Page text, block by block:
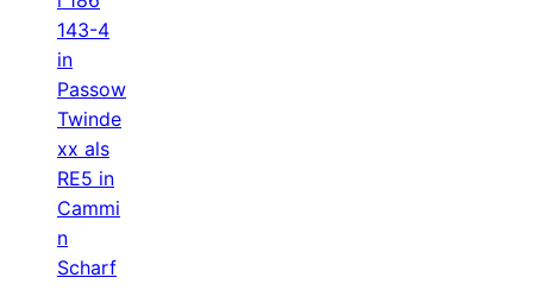
143-4
in
Passow
Twinde
xx als
RE5 in
Cammi
n
Scharf